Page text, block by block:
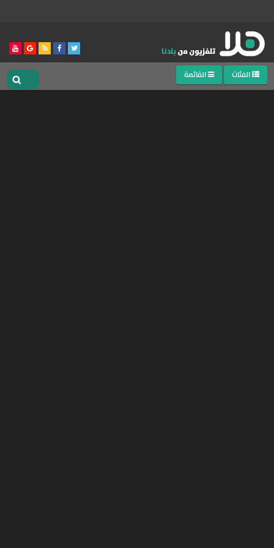
الفئات القائمة